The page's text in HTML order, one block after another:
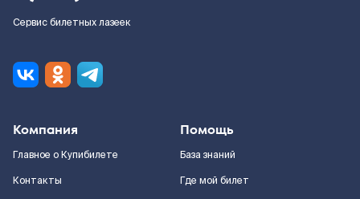
Сервис билетных лазеек
Компания
Главное о Купибилете
Контакты
Помощь
База знаний
Где мой билет